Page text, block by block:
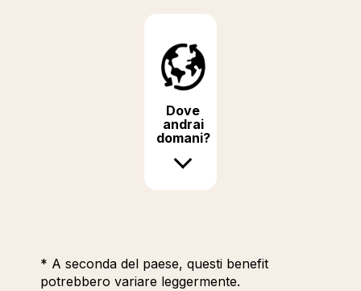
Dove
andrai
domani?
* A seconda del paese, questi benefit
potrebbero variare leggermente.